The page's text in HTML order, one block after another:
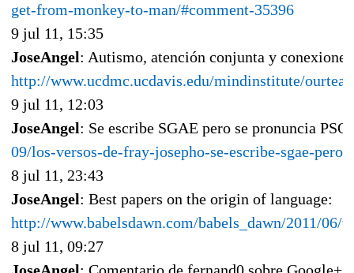
get-from-monkey-to-man/#comment-35396
9 jul 11, 15:35
JoseAngel: Autismo, atención conjunta y
http://www.ucdmc.ucdavis.edu/mindinstitute/
9 jul 11, 12:03
JoseAngel: Se escribe SGAE pero se pronuncia
09/los-versos-de-fray-josepho-se-escribe-sgae-
8 jul 11, 23:43
JoseAngel: Best papers on the origin of language:
http://www.babelsdawn.com/babels_dawn/2011/06/
8 jul 11, 09:27